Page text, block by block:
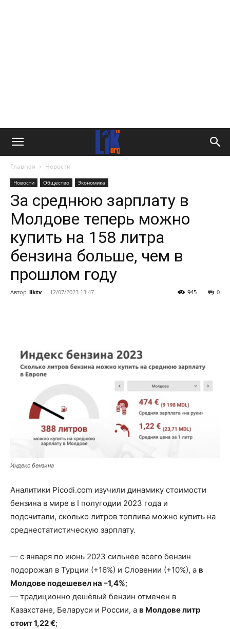
Главная Новости
Новости Общество Экономика
За среднюю зарплату в
Молдове теперь можно
купить на 158 литра
бензина больше, чем в
прошлом году
Автор liktv - 12/07/2023 13:47 0
945
Индекс бензина
Аналитики Picodi.com изучили динамику стоимости
бензина в мире в I полугодии 2023 года и
подсчитали, сколько литров топлива можно купить на
среднестатистическую зарплату.
— с января по июнь 2023 сильнее всего бензин
подорожал в Турции (+16%) и Словении (+10%), а в
Молдове подешевел на –1,4%;
— традиционно дешёвый бензин отмечен в
Казахстане, Беларуси и России, а в Молдове литр
стоит 1,22 €;